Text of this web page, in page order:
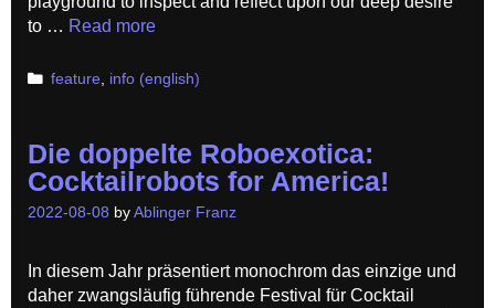
to … Read more
Categories
feature info (english)
Die doppelte Roboexotica:
Cocktailrobots for America!
2022-08-08 by Ablinger Franz
In diesem Jahr präsentiert monochrom das einzige und
daher zwangsläufig führende Festival für Cocktail